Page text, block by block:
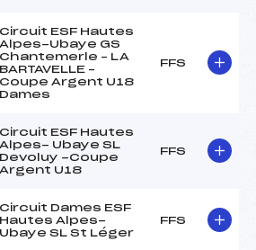
Circuit ESF Hautes
Alpes-Ubaye GS
Chantemerle – LA
BARTAVELLE –
Coupe Argent U18
Dames
FFS
Circuit ESF Hautes
Alpes- Ubaye SL
Devoluy -Coupe
Argent U18
FFS
Circuit Dames ESF
Hautes Alpes-
Ubaye SL St Léger
FFS